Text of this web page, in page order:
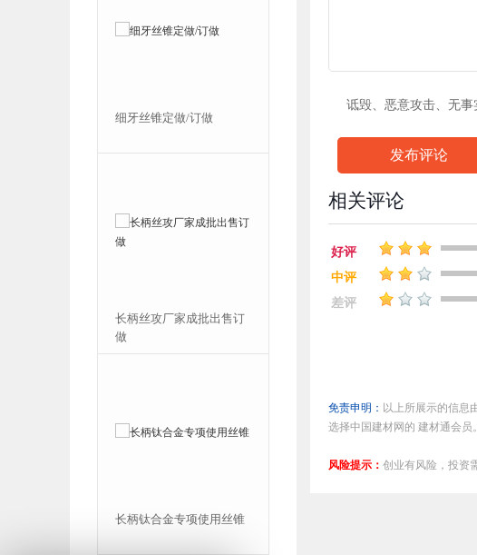
诋毁、恶意攻击、无事
发布评论
相关评论
好评
中评
差评
免责申明： 以上所展示的信息
选择中国建材网的 建材通会员
风险提示： 创业有风险，投资
细牙丝锥定做/订做
长柄丝攻厂家成批出售订
长柄钛合金专项使用丝锥
M0.8,M0.9挤压丝攻表带
加大挤压丝攻